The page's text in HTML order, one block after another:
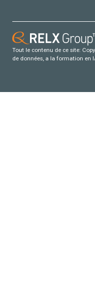
Tout le contenu de ce site:
de données, a la formation en